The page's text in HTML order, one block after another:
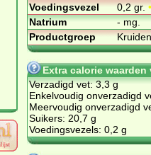
Voedingsvezel
0,2 gr.•
Natrium
- mg.
Productgroep
Extra calorie waarden
Verzadigd vet: 3,3 g
Enkelvoudig onverzadigd
Meervoudig onverzadigd
Suikers: 20,7 g
Voedingsvezels: 0,2 g